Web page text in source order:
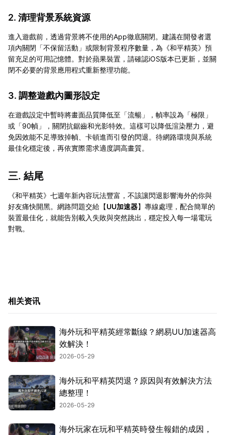
2. 清理背景系統資源
進入遊戲前，透過背景將不使用的App徹底關閉。建議在開發者選
項內關閉「不保留活動」或限制背景程序數量，為《和平精英》預
留充足的可用記憶體。對於蘋果裝置，請確認iOS版本已更新，並關
閉不必要的背景應用程式重新整理功能。
3. 調整遊戲內圖形設定
在遊戲設定中暫時將畫面品質降低至「流暢」，幀率設為「極限」
或「90幀」，關閉抗鋸齒和光影特效。這樣可以降低渲染壓力，避
免因效能不足導致掉幀、卡頓進而引發的閃退。待網路環境與系統
最佳化穩定後，再依實際需求適度調高畫質。
三. 結尾
《和平精英》七週年新內容玩法豐富，不該讓閃退影響海外的你與
好友痛快開黑。網路問題交給【UU加速器】專線處理，配合簡單的
裝置最佳化，就能告別載入失敗與突然跳出，穩定投入每一場電玩
對戰。
相关资讯
海外玩和平精英經常斷線？網易UU加速器高
效解決！
2026-05-29
海外玩和平精英閃退？原因與有效解決方法
總整理！
2026-05-29
海外玩家在玩和平精英時發生報錯的成因，